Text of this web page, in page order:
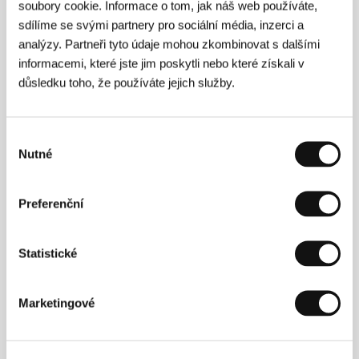
soubory cookie. Informace o tom, jak náš web používáte,
sdílíme se svými partnery pro sociální média, inzerci a
analýzy. Partneři tyto údaje mohou zkombinovat s dalšími
informacemi, které jste jim poskytli nebo které získali v
důsledku toho, že používáte jejich služby.
souhlasu
Nutné
Preferenční
Statistické
Marketingové